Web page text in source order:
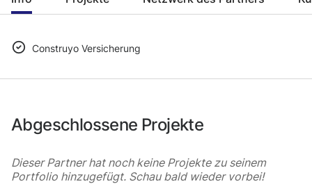
Construyo Versicherung
Abgeschlossene Projekte
Dieser Partner hat noch keine Projekte zu seinem
Portfolio hinzugefügt. Schau bald wieder vorbei!